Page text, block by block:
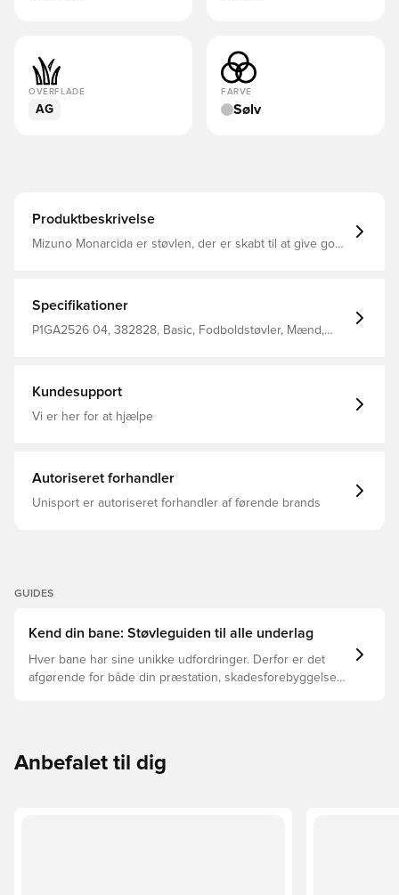
OVERFLADE
AG
FARVE
Sølv
Produktbeskrivelse
Mizuno Monarcida er støvlen, der er skabt til at give gode
Da det er lavet af syntetisk læder, reducerer det vægten
og absorberer mindre vand Sømmene og den centrale
snøring er tilføjet for at give den det klassiske look af
kunstgræsbaner.
Specifikationer
P1GA2526 04, 382828, Basic, Fodboldstøvler, Mænd,
Kundesupport
Vi er her for at hjælpe
Autoriseret forhandler
Unisport er autoriseret forhandler af førende brands
GUIDES
Kend din bane: Støvleguiden til alle underlag
Hver bane har sine unikke udfordringer. Derfor er det
afgørende for både din præstation, skadesforebyggelse
Anbefalet til dig